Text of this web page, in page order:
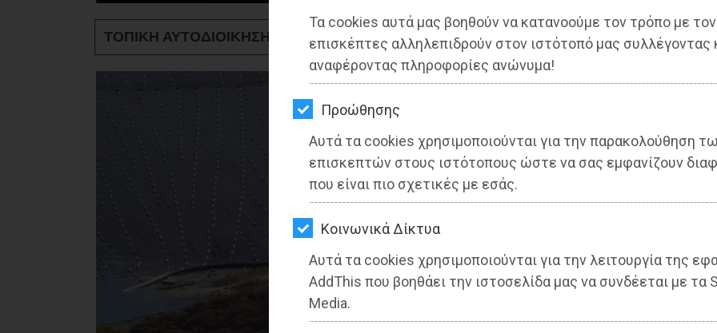
Τα cookies αυτά μας βοηθούν να κατανοούμε τον τρόπο με τον
επισκέπτες αλληλεπιδρούν στον ιστότοπό μας συλλέγοντας
αναφέροντας πληροφορίες ανώνυμα!
Προώθησης
Αυτά τα cookies χρησιμοποιούνται για την παρακολούθηση
επισκεπτών στους ιστότοπους ώστε να σας εμφανίζουν
που είναι πιο σχετικές με εσάς.
Kοινωνικά Δίκτυα
Αυτά τα cookies χρησιμοποιούνται για την λειτουργία της
AddThis που βοηθάει την ιστοσελίδα μας να συνδέεται με τα
Media.
ΠΕΡΙΒΑΛΛΟΝ
ΚΑΤΟΙΚΙΔΙΟ
ΕΦΗΜΕΡΙΔΕΣ
ΤΟΠΙΚΗ ΑΥΤΟΔΙΟΙΚΗΣΗ - Μαραθώνας